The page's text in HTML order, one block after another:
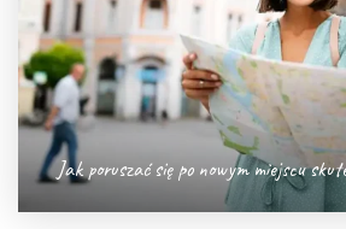
Jak poruszać się po nowym miejscu